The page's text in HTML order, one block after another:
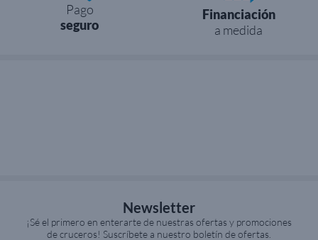
Pago
seguro
Financiación
a medida
Newsletter
¡Sé el primero en enterarte de nuestras ofertas y promociones
de cruceros! Suscríbete a nuestro boletín de ofertas.